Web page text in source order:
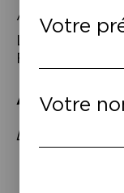
À partir de 4
Lire
l’article
Figaro.fr.
À lire–
Adrien
Les
Votre
Votre